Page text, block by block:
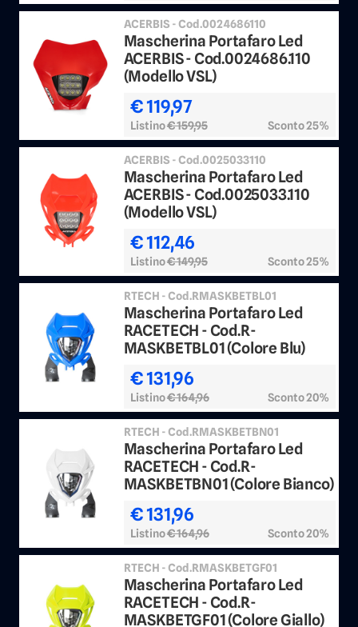
ACERBIS - Cod.0024686110
Mascherina Portafaro Led
ACERBIS - Cod.0024686.110
(Modello VSL)
€ 119,97
Listino€ 159,95 Sconto 25%
ACERBIS - Cod.0025033110
Mascherina Portafaro Led
ACERBIS - Cod.0025033.110
(Modello VSL)
€ 112,46
Listino€ 149,95 Sconto 25%
RTECH - Cod.RMASKBETBL01
Mascherina Portafaro Led
RACETECH - Cod.R-
MASKBETBL01 (Colore Blu)
€ 131,96
Listino€ 164,96 Sconto 20%
RTECH - Cod.RMASKBETBN01
Mascherina Portafaro Led
RACETECH - Cod.R-
MASKBETBN01 (Colore Bianco)
€ 131,96
Listino€ 164,96 Sconto 20%
RTECH - Cod.RMASKBETGF01
Mascherina Portafaro Led
RACETECH - Cod.R-
MASKBETGF01 (Colore Giallo)